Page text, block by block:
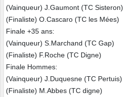
(Vainqueur) J.Gaumont (TC Sisteron)
(Finaliste) O.Cascaro (TC les Mées)
Finale +35 ans:
(Vainqueur) S.Marchand (TC Gap)
(Finaliste) F.Roche (TC Digne)
Finale Hommes:
(Vainqueur) J.Duquesne (TC Pertuis)
(Finaliste) M.Abbes (TC digne)